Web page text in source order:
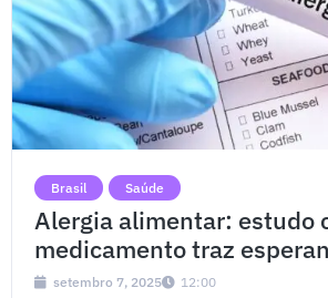
Brasil Saúde
Alergia alimentar: estudo
medicamento traz
setembro 7, 2025 12:00